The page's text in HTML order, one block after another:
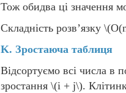
Тож обидва ці значення
Складність розв’язку
K. Зростаюча таблиця
Відсортуємо всі числа в
зростання \(i + j\).